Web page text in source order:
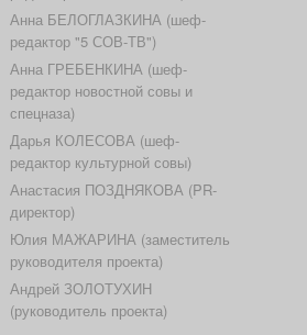
Анна БЕЛОГЛАЗКИНА (шеф-
редактор "5 СОВ-ТВ")
Анна ГРЕБЕНКИНА (шеф-
редактор новостной совы и
спецназа)
Дарья КОЛЕСОВА (шеф-
редактор культурной совы)
Анастасия ПОЗДНЯКОВА (PR-
директор)
Юлия МАЖАРИНА (заместитель
руководителя проекта)
Андрей ЗОЛОТУХИН
(руководитель проекта)